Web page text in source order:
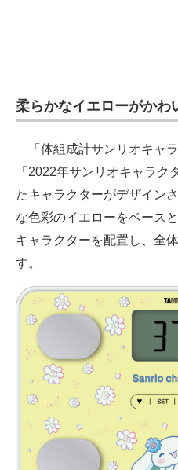
製造業のIT導入・活用を支援
エレクトロニクス専門サイト
電子設計の基本と応用
エネルギーの専門メディア
ちょっと気になるネットの話題
柔らかなイエローがかわ
「体組成計サンリオキャラ
「2022年サンリオキャラク
たキャラクターがデザイン
な色彩のイエローをベース
キャラクターを配置し、全
す。